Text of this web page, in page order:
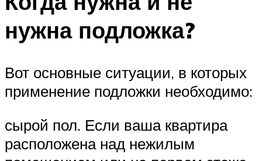
нужна подложка?
Вот основные ситуации, в которых
применение подложки необходимо:
сырой пол. Если ваша квартира
расположена над нежилым